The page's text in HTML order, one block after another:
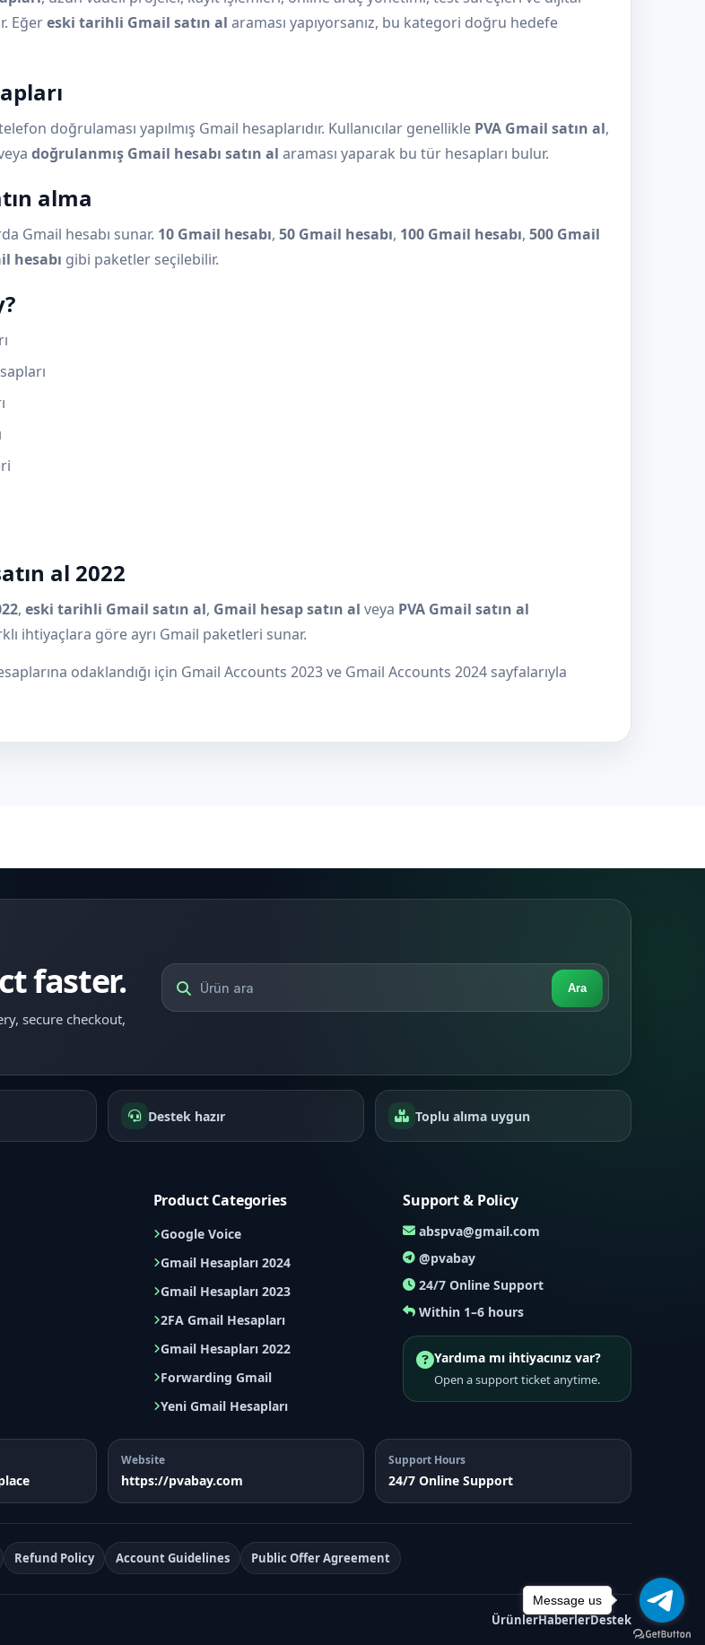
Eğereski tarihli Gmail satın al araması yapıyorsanız, bu kategori doğru hedefe
doğrulaması yapılmış Gmail hesaplarıdır. Kullanıcılar genellikle PVA Gmail satın al,
doğrulanmış Gmail hesabı satın al araması yaparak bu tür hesapları bulur.
alma
Gmail hesabı sunar. 10 Gmail hesabı, 50 Gmail hesabı, 100 Gmail hesabı, 500 Gmail
hesabı gibi paketler seçilebilir.
al 2022
, eski tarihli Gmail satın al, Gmail hesap satın al veya PVA Gmail satın al
ihtiyaçlara göre ayrı Gmail paketleri sunar.
odaklandığı için Gmail Accounts 2023 ve Gmail Accounts 2024 sayfalarıyla
faster.
secure checkout,
Ara
Destek hazır Toplu alıma uygun
Product Categories
Google Voice
Gmail Hesapları 2024
Gmail Hesapları 2023
2FA Gmail Hesapları
Gmail Hesapları 2022
Forwarding Gmail
Yeni Gmail Hesapları
Support & Policy
abspva@gmail.com
@pvabay
24/7 Online Support
Within 1–6 hours
Yardıma mı ihtiyacınız var?
Open a support ticket anytime.
Website
https://pvabay.com
Support Hours
24/7 Online Support
Refund Policy Account Guidelines Public Offer Agreement
ÜrünlerHaberlerDestek
Message us